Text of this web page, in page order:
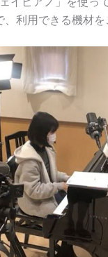
用できる機材を